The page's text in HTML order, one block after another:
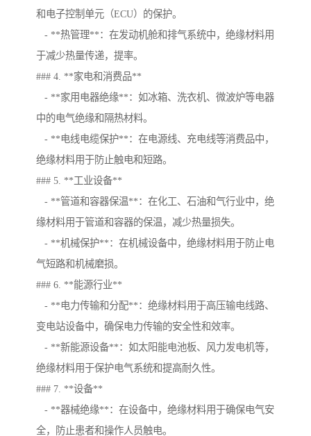
和电子控制单元（ECU）的保护。
- **热管理**：在发动机舱和排气系统中，绝缘材料用
于减少热量传递，提率。
### 4. **家电和消费品**
- **家用电器绝缘**：如冰箱、洗衣机、微波炉等电器
中的电气绝缘和隔热材料。
- **电线电缆保护**：在电源线、充电线等消费品中，
绝缘材料用于防止触电和短路。
### 5. **工业设备**
- **管道和容器保温**：在化工、石油和气行业中，绝
缘材料用于管道和容器的保温，减少热量损失。
- **机械保护**：在机械设备中，绝缘材料用于防止电
气短路和机械磨损。
### 6. **能源行业**
- **电力传输和分配**：绝缘材料用于高压输电线路、
变电站设备中，确保电力传输的安全性和效率。
- **新能源设备**：如太阳能电池板、风力发电机等，
绝缘材料用于保护电气系统和提高耐久性。
### 7. **设备**
- **器械绝缘**：在设备中，绝缘材料用于确保电气安
全，防止患者和操作人员触电。